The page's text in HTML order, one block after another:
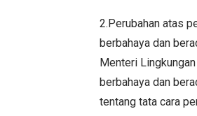
2.Perubahan atas
berbahaya dan
Menteri
berbahaya dan
tentang tata cara